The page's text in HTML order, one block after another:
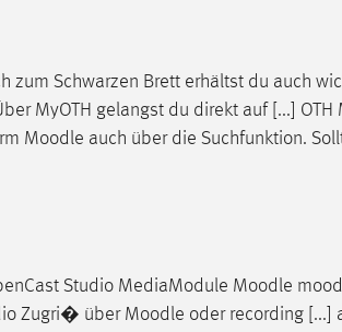
zum Schwarzen Brett erhältst du auch
MyOTH gelangst du direkt auf [...]
Moodle auch über die Suchfunktion.
Studio MediaModule Moodle
Zugri� über Moodle oder recording [...]